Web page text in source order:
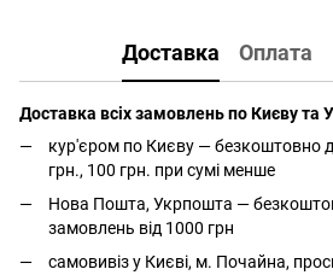
Доставка Оплата
Доставка всіх замовлень по Києву та
кур'єром по Києву — безкоштовно
грн., 100 грн. при сумі менше
Нова Пошта, Укрпошта —
замовлень від 1000 грн
самовивіз у Києві, м. Почайна,